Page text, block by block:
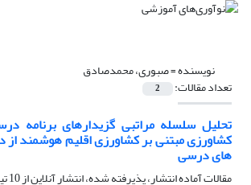
نویسنده =صبوری، محمدصادق
تعداد مقالات: 2
تحلیل سلسله مراتبی گزیدارهای برنامه
کشاورزی مبتنی بر کشاورزی اقلیم هوشمند از
های درسی
مقالات آماده انتشار، پذیرفته شده، انتشار آنلاین از10 تیر 1404